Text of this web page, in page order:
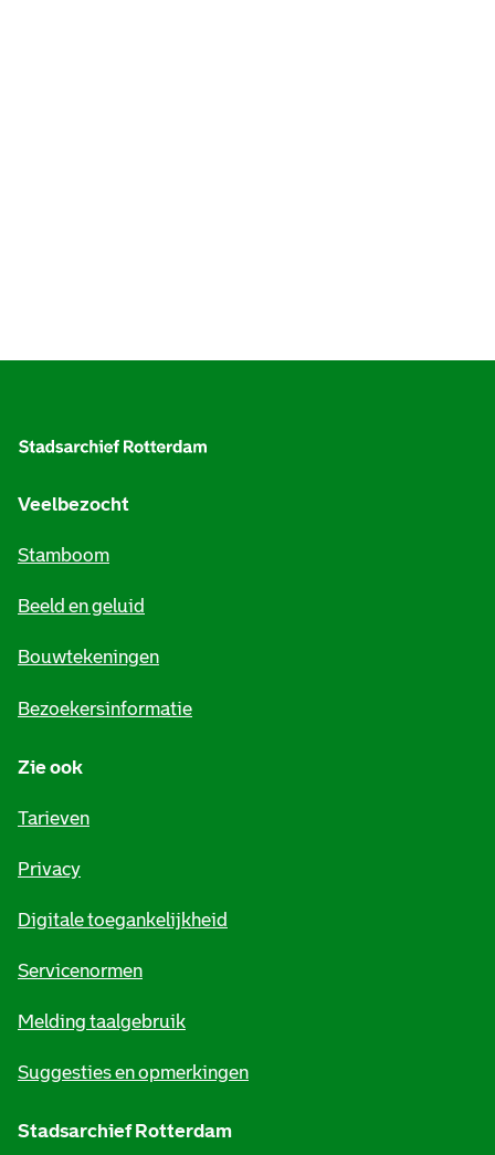
Veelbezocht
Stamboom
Beeld en geluid
Bouwtekeningen
Bezoekersinformatie
Zie ook
Tarieven
Privacy
Digitale toegankelijkheid
Servicenormen
Melding taalgebruik
Suggesties en opmerkingen
Stadsarchief Rotterdam